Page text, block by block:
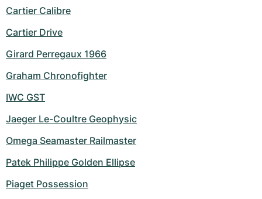
Cartier Calibre
Cartier Drive
Girard Perregaux 1966
Graham Chronofighter
IWC GST
Jaeger Le-Coultre Geophysic
Omega Seamaster Railmaster
Patek Philippe Golden Ellipse
Piaget Possession